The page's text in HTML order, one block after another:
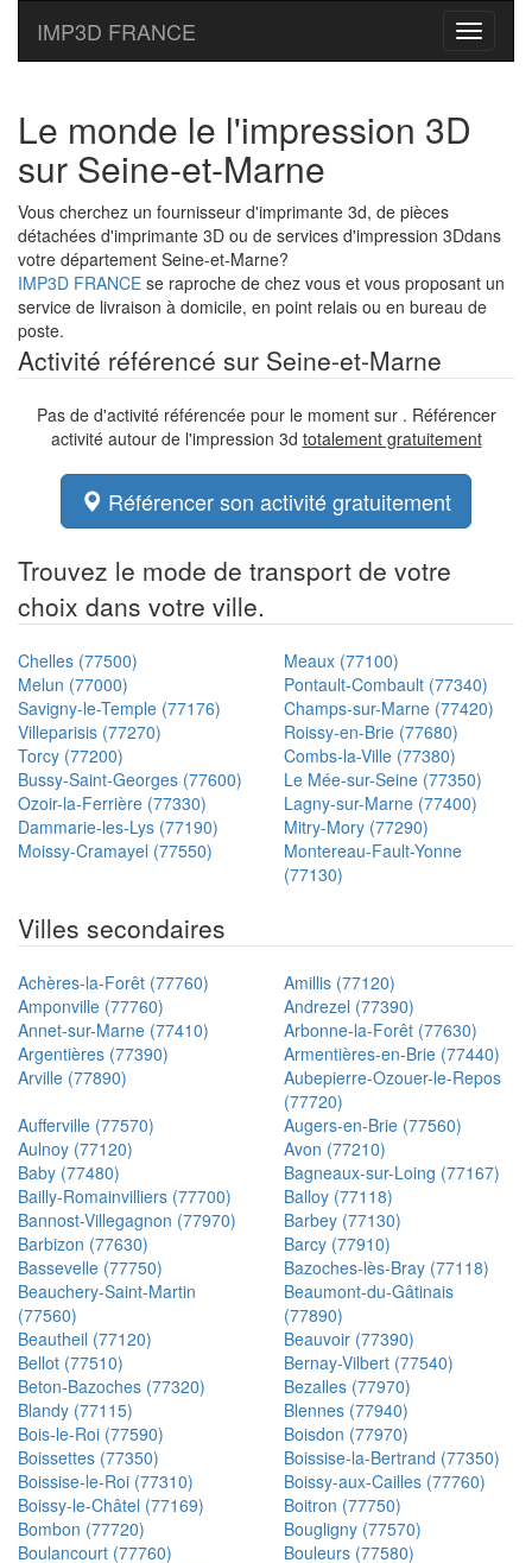
Toggle
IMP3D FRANCE
Le monde le l'impression 3D
sur Seine-et-Marne
Vous cherchez un fournisseur d'imprimante 3d, de pièces
détachées d'imprimante 3D ou de services d'impression 3Ddans
votre département Seine-et-Marne?
IMP3D FRANCE se raproche de chez vous et vous proposant un
service de livraison à domicile, en point relais ou en bureau de
poste.
Activité référencé sur Seine-et-Marne
Pas de d'activité référencée pour le moment sur . Référencer
activité autour de l'impression 3d totalement gratuitement
Référencer son activité gratuitement
Trouvez le mode de transport de votre
choix dans votre ville.
Chelles (77500)
Meaux (77100)
Melun (77000)
Pontault-Combault (77340)
Savigny-le-Temple (77176)
Champs-sur-Marne (77420)
Villeparisis (77270)
Roissy-en-Brie (77680)
Torcy (77200)
Combs-la-Ville (77380)
Bussy-Saint-Georges (77600)
Le Mée-sur-Seine (77350)
Ozoir-la-Ferrière (77330)
Lagny-sur-Marne (77400)
Dammarie-les-Lys (77190)
Mitry-Mory (77290)
Moissy-Cramayel (77550)
Montereau-Fault-Yonne
(77130)
Villes secondaires
Achères-la-Forêt (77760)
Amillis (77120)
Amponville (77760)
Andrezel (77390)
Annet-sur-Marne (77410)
Arbonne-la-Forêt (77630)
Argentières (77390)
Armentières-en-Brie (77440)
Arville (77890)
Aubepierre-Ozouer-le-Repos
(77720)
Aufferville (77570)
Augers-en-Brie (77560)
Aulnoy (77120)
Avon (77210)
Baby (77480)
Bagneaux-sur-Loing (77167)
Bailly-Romainvilliers (77700)
Balloy (77118)
Bannost-Villegagnon (77970)
Barbey (77130)
Barbizon (77630)
Barcy (77910)
Bassevelle (77750)
Bazoches-lès-Bray (77118)
Beauchery-Saint-Martin
(77560)
Beaumont-du-Gâtinais
(77890)
Beautheil (77120)
Beauvoir (77390)
Bellot (77510)
Bernay-Vilbert (77540)
Beton-Bazoches (77320)
Bezalles (77970)
Blandy (77115)
Blennes (77940)
Bois-le-Roi (77590)
Boisdon (77970)
Boissettes (77350)
Boissise-la-Bertrand (77350)
Boissise-le-Roi (77310)
Boissy-aux-Cailles (77760)
Boissy-le-Châtel (77169)
Boitron (77750)
Bombon (77720)
Bougligny (77570)
Boulancourt (77760)
Bouleurs (77580)